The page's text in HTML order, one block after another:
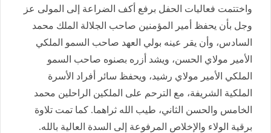
واختتمت فعاليات الحفل برفع أكف الضراعة إلى المولى عز
وجل بأن يحفظ أمير المؤمنين صاحب الجلالة الملك محمد
السادس، وأن يقر عينه بولي العهد صاحب السمو الملكي
الأمير مولاي الحسن، ويشد أزره بصنوه صاحب السمو
الملكي الأمير مولاي رشيد، ويحفظ سائر أفراد الأسرة
الملكية الشريفة، مع الترحم على الملكين الراحلين محمد
الخامس والحسن الثاني، طيب الله ثراهما. كما تمت تلاوة
برقية الولاء والإخلاص المرفوعة إلى السدة العالية بالله.